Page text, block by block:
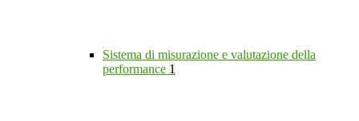
Sistema di misurazione e valutazione della
performance 1